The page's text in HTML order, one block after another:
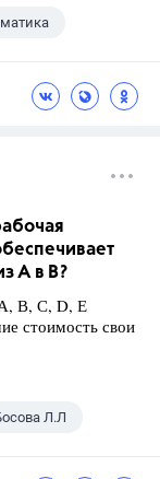
А в В?
В, С, D, Е
стоимость свои
Л.Л